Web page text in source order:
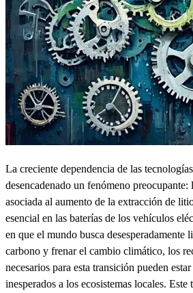
La creciente dependencia de las
desencadenado un fenómeno preocupante:
asociada al aumento de la extracción de
esencial en las baterías de los vehículos
en que el mundo busca desesperadamente
carbono y frenar el cambio climático, los
necesarios para esta transición pueden
inesperados a los ecosistemas locales.